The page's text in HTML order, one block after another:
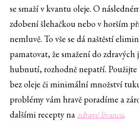
se smaží v kvantu oleje. O
zdobení šlehačkou nebo v horším
nemluvě. To vše se dá naštěstí
pamatovat, že smažení do
hubnutí, rozhodně nepatří.
bez oleje či minimální množství
problémy vám hravě poradíme a
dalšími recepty nazdravé lívance.